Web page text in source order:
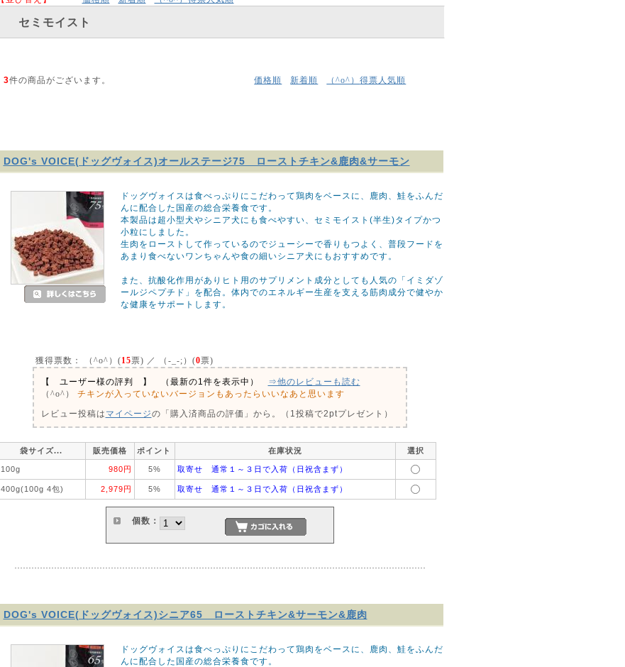
セミモイスト
3件の商品がございます。 価格順 新着順 （^o^）得票人気順
DOG's VOICE(ドッグヴォイス)オールステージ75 ローストチキン&鹿肉&サーモン
ドッグヴォイスは食べっぷりにこだわって鶏肉をベースに、鹿肉、鮭をふんだ
んに配合した国産の総合栄養食です。
本製品は超小型犬やシニア犬にも食べやすい、セミモイスト(半生)タイプかつ
小粒にしました。
生肉をローストして作っているのでジューシーで香りもつよく、普段フードを
あまり食べないワンちゃんや食の細いシニア犬にもおすすめです。
また、抗酸化作用がありヒト用のサプリメント成分としても人気の「イミダゾ
ールジペプチド」を配合。体内でのエネルギー生産を支える筋肉成分で健やか
な健康をサポートします。
獲得票数： （^o^）(15票) ／ （-_-;）(0票)
【 ユーザー様の評判 】 （最新の1件を表示中）
⇒他のレビューも読む
（^o^）
チキンが入っていないバージョンもあったらいいなあと思います
レビュー投稿は マイページの「購入済商品の評価」から。（1投稿で2ptプレゼント）
袋サイズ... 販売価格 ポイント 在庫状況 選択
100g 980円 5% 取寄せ 通常１～３日で入荷（日祝含まず）
400g(100g 4包) 2,979円 5% 取寄せ 通常１～３日で入荷（日祝含まず）
個数：
DOG's VOICE(ドッグヴォイス)シニア65 ローストチキン&サーモン&鹿肉
ドッグヴォイスは食べっぷりにこだわって鶏肉をベースに、鹿肉、鮭をふんだ
んに配合した国産の総合栄養食です。